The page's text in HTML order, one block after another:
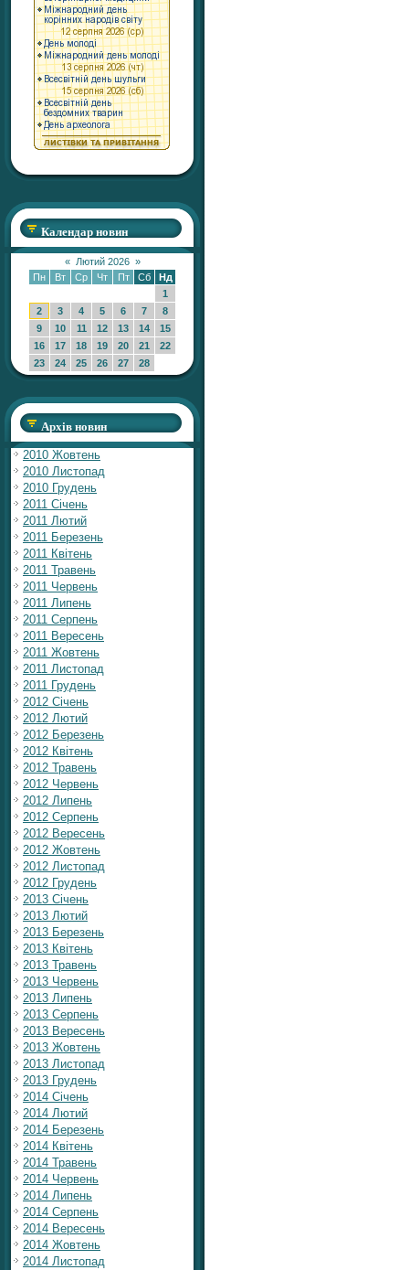
Календар новин
« Лютий 2026 »
Пн
Вт Ср Чт Пт Сб
Нд
1
2
3 4 5 6 7
8
9
10 11 12 13 14
15
16
17 18 19 20 21
22
23
24 25 26 27 28
Архів новин
2010 Жовтень
2010 Листопад
2010 Грудень
2011 Січень
2011 Лютий
2011 Березень
2011 Квітень
2011 Травень
2011 Червень
2011 Липень
2011 Серпень
2011 Вересень
2011 Жовтень
2011 Листопад
2011 Грудень
2012 Січень
2012 Лютий
2012 Березень
2012 Квітень
2012 Травень
2012 Червень
2012 Липень
2012 Серпень
2012 Вересень
2012 Жовтень
2012 Листопад
2012 Грудень
2013 Січень
2013 Лютий
2013 Березень
2013 Квітень
2013 Травень
2013 Червень
2013 Липень
2013 Серпень
2013 Вересень
2013 Жовтень
2013 Листопад
2013 Грудень
2014 Січень
2014 Лютий
2014 Березень
2014 Квітень
2014 Травень
2014 Червень
2014 Липень
2014 Серпень
2014 Вересень
2014 Жовтень
2014 Листопад